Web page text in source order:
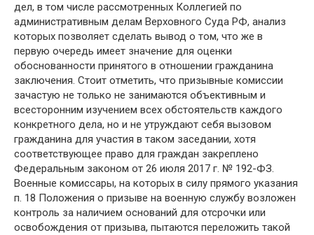
дел, в том числе рассмотренных Коллегией по
административным делам Верховного Суда РФ, анализ
которых позволяет сделать вывод о том, что же в
первую очередь имеет значение для оценки
обоснованности принятого в отношении гражданина
заключения. Стоит отметить, что призывные комиссии
зачастую не только не занимаются объективным и
всесторонним изучением всех обстоятельств каждого
конкретного дела, но и не утруждают себя вызовом
гражданина для участия в таком заседании, хотя
соответствующее право для граждан закреплено
Федеральным законом от 26 июля 2017 г. № 192-ФЗ.
Военные комиссары, на которых в силу прямого указания
п. 18 Положения о призыве на военную службу возложен
контроль за наличием оснований для отсрочки или
освобождения от призыва, пытаются переложить такой